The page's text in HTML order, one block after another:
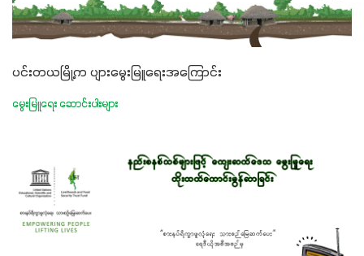
ပင်းတယမြို့က ပျားမွေးမြူရေးအကြောင်း
မွေးမြူရေး ဆောင်းပါးများ